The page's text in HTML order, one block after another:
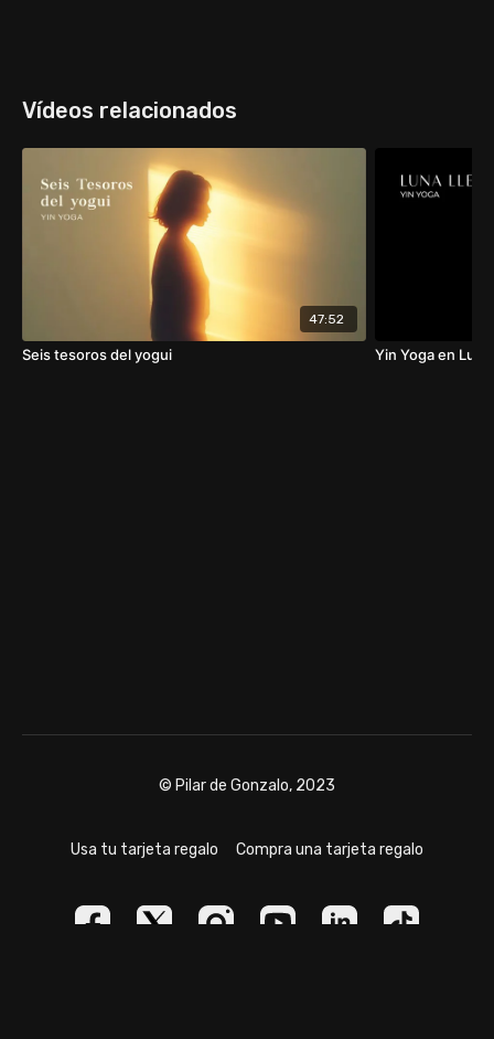
LA BELLEZA ES UN ESTADO MENTAL EN EL QUE
TODO CONFLICTO HA LLEGADO A SU FIN (
KRISNAMURTI)
Vídeos relacionados
47:52
Seis tesoros del yogui Yin Yoga en
© Pilar de Gonzalo, 2023
Usa tu tarjeta regalo Compra una tarjeta regalo